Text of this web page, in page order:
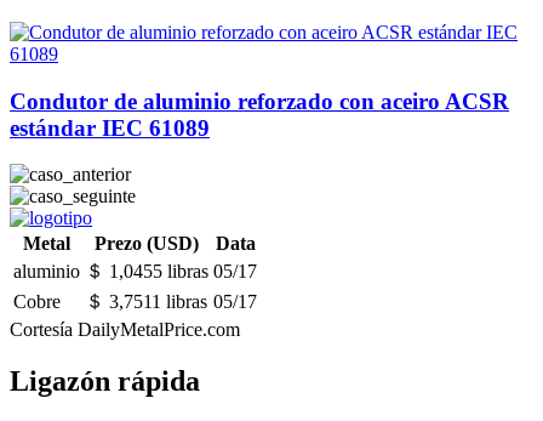
Condutor de aluminio reforzado con aceiro ACSR
estándar IEC 61089
Metal Prezo (USD)
Data
aluminio ＄ 1,0455 libras 05/17
Cobre
＄ 3,7511 libras 05/17
Cortesía DailyMetalPrice.com
Ligazón rápida